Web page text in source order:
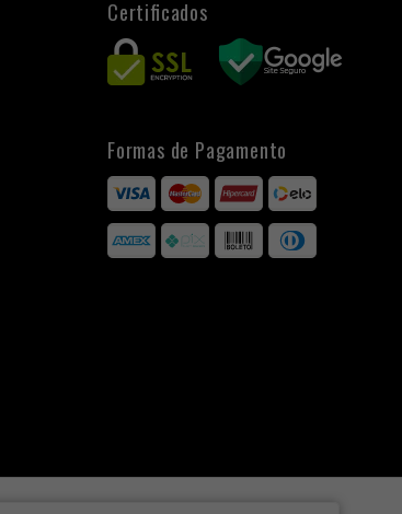
Certificados
Formas de Pagamento